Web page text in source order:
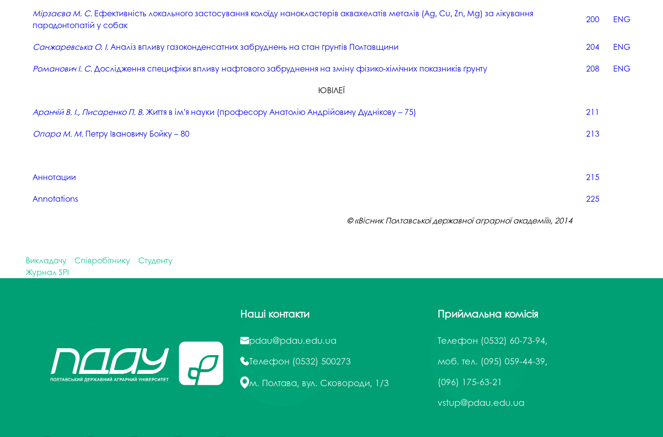
Мірзаєва М. С. Ефективність локального застосування колоїду нанокластерів аквахелатів металів (Ag, Cu, Zn, Mg) за лікування
пародонтопатій у собак
200 ENG
Санжаревська О. І. Аналіз впливу газоконденсатних забруднень на стан ґрунтів Полтавщини 204
ENG
Романович І. С. Дослідження специфіки впливу нафтового забруднення на зміну фізико-хімічних показників ґрунту 208
ENG
ЮВІЛЕЇ
Аранчій В. І., Писаренко П. В. Життя в ім’я науки (професору Анатолію Андрійовичу Дуднікову – 75)
211
Опара М. М. Петру Івановичу Бойку – 80 213
Аннотации
215
Аnnotations
225
© «Вісник Полтавської державної аграрної академії», 2014
Викладачу Співробітнику
Студенту
Журнал SPI
Наші контакти
pdau@pdau.edu.ua
Телефон (0532) 500273
м. Полтава, вул. Сковороди, 1/3
Приймальна комісія
Телефон (0532) 60-73-94,
моб. тел. (095) 059-44-39,
(096) 175-63-21
vstup@pdau.edu.ua